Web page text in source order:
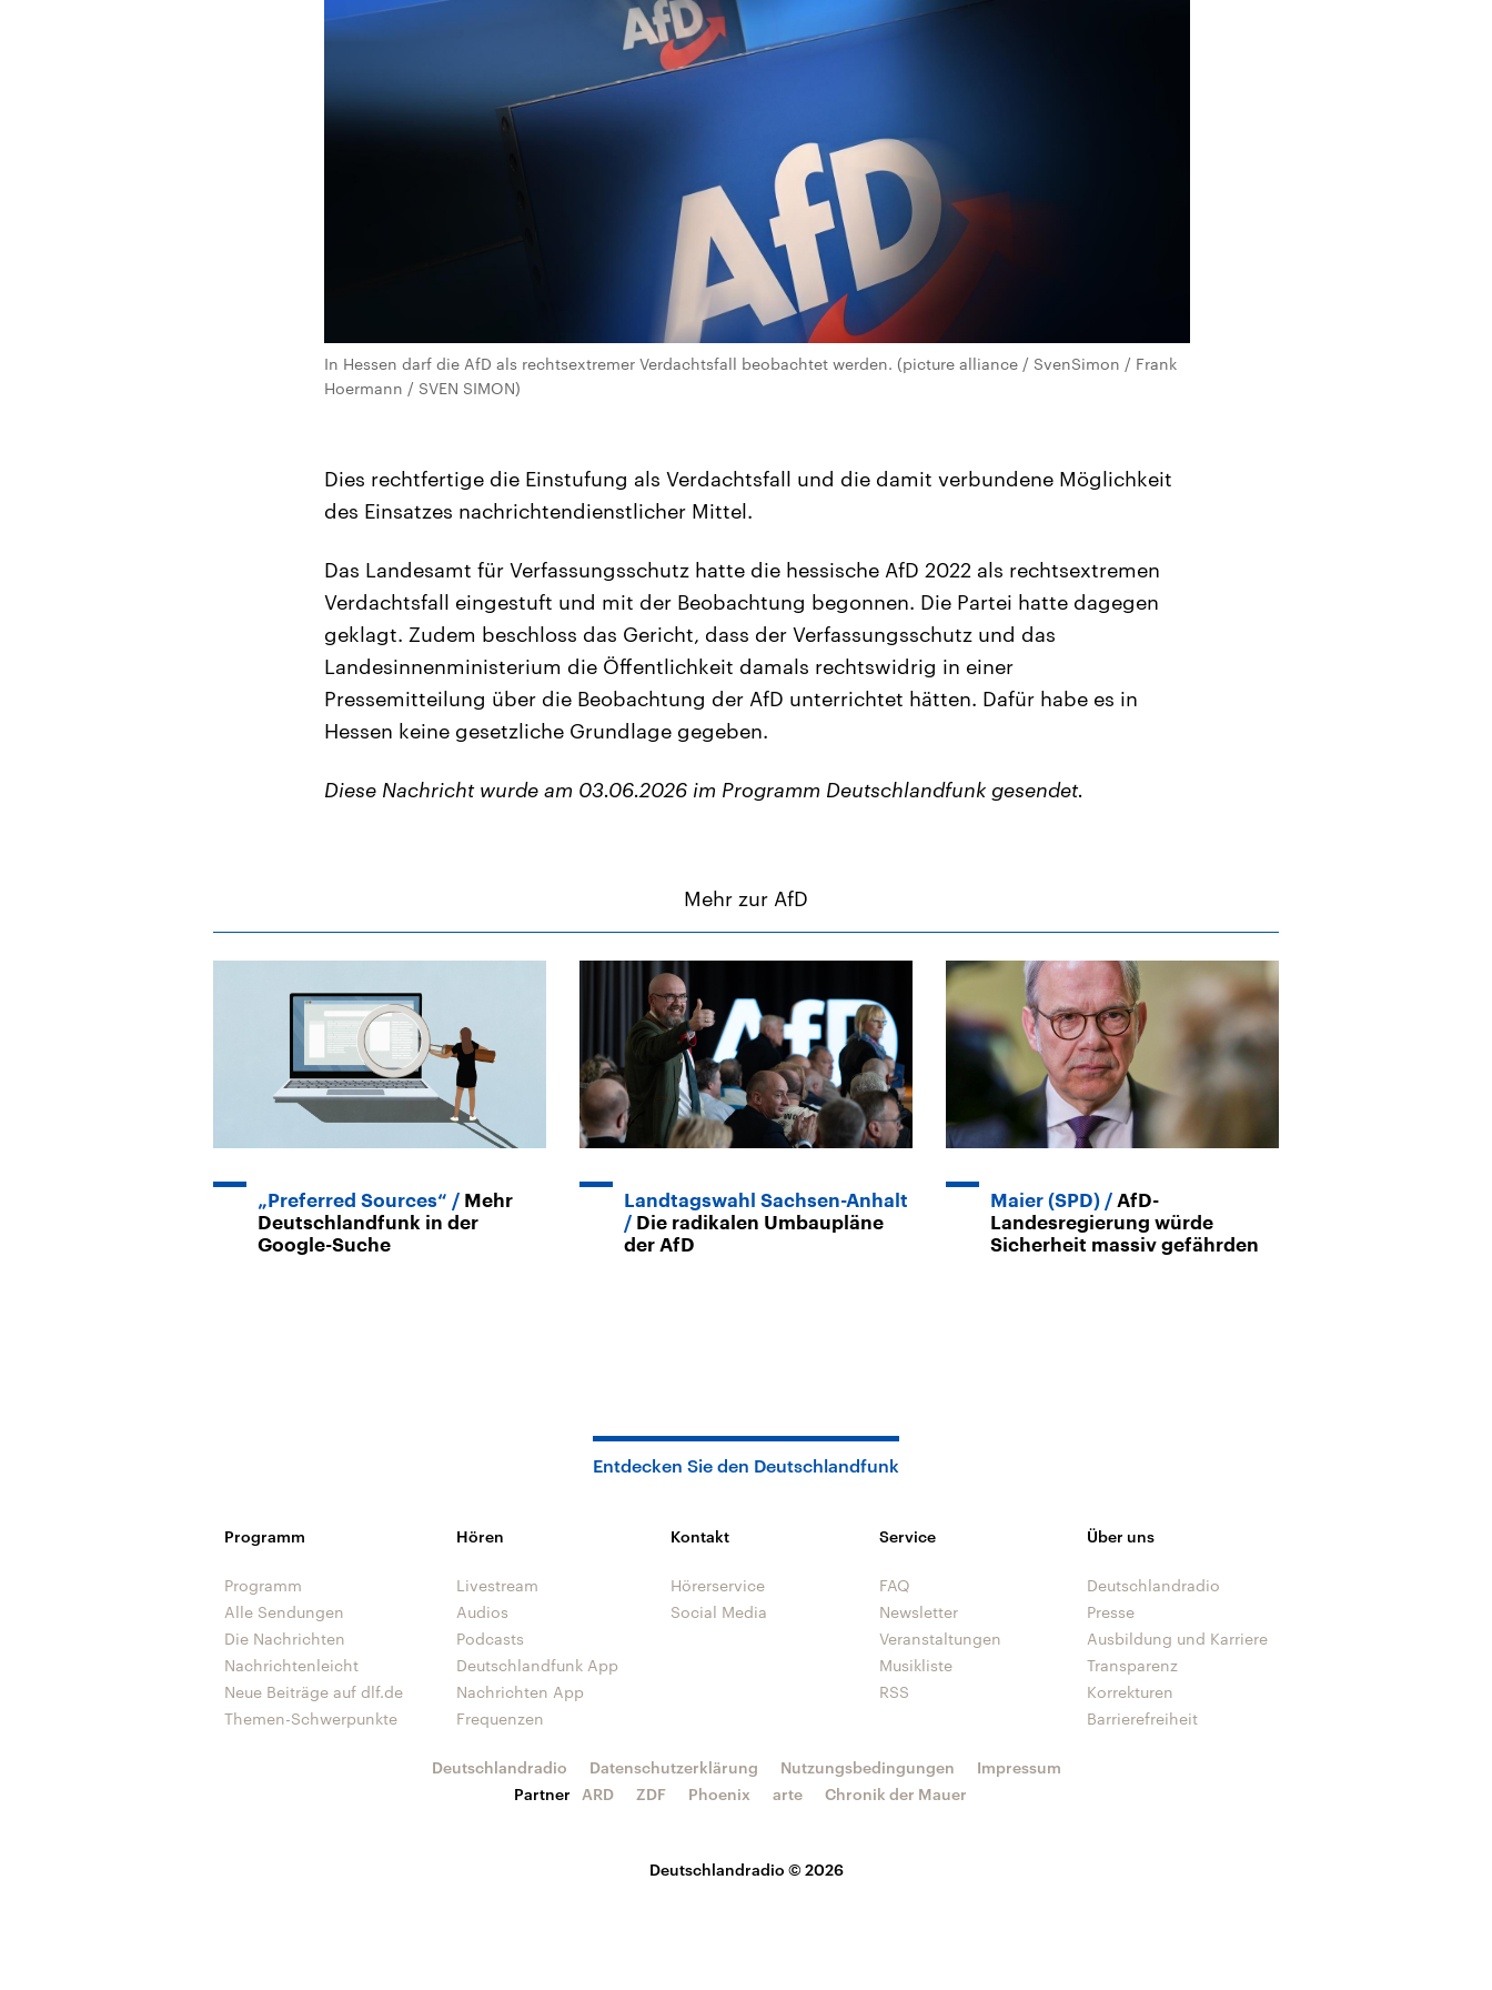
In Hessen darf die AfD als rechtsextremer Verdachtsfall beobachtet werden. (picture alliance / SvenSimon / Frank
Hoermann / SVEN SIMON)
Dies rechtfertige die Einstufung als Verdachtsfall und die damit verbundene Möglichkeit
des Einsatzes nachrichtendienstlicher Mittel.
Das Landesamt für Verfassungsschutz hatte die hessische AfD 2022 als rechtsextremen
Verdachtsfall eingestuft und mit der Beobachtung begonnen. Die Partei hatte dagegen
geklagt. Zudem beschloss das Gericht, dass der Verfassungsschutz und das
Landesinnenministerium die Öffentlichkeit damals rechtswidrig in einer
Pressemitteilung über die Beobachtung der AfD unterrichtet hätten. Dafür habe es in
Hessen keine gesetzliche Grundlage gegeben.
Diese Nachricht wurde am 03.06.2026 im Programm Deutschlandfunk gesendet.
Mehr zur AfD
„Preferred Sources“
Mehr
Deutschlandfunk in der
Google-Suche
Landtagswahl Sachsen-Anhalt
Die radikalen Umbaupläne
der AfD
Maier (SPD)
AfD-
Landesregierung würde
Sicherheit massiv gefährden
Entdecken Sie den Deutschlandfunk
Programm
Programm
Alle Sendungen
Die Nachrichten
Nachrichtenleicht
Neue Beiträge auf dlf.de
Themen-Schwerpunkte
Hören
Livestream
Audios
Podcasts
Deutschlandfunk App
Nachrichten App
Frequenzen
Kontakt
Hörerservice
Social Media
Service
FAQ
Newsletter
Veranstaltungen
Musikliste
RSS
Über uns
Deutschlandradio
Presse
Ausbildung und Karriere
Transparenz
Korrekturen
Barrierefreiheit
Deutschlandradio © 2026
Deutschlandradio Datenschutzerklärung Nutzungsbedingungen
Impressum
Partner
ARD ZDF Phoenix arte Chronik der Mauer